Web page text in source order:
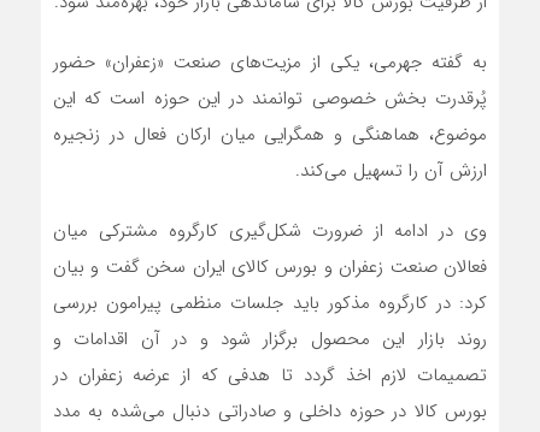
به گفته جهرمی، یکی از مزیت‌های صنعت «زعفران» حضور
پُرقدرت بخش خصوصی توانمند در این حوزه است که این
موضوع، هماهنگی و همگرایی میان ارکان فعال در زنجیره
ارزش آن را تسهیل می‌کند.
وی در ادامه از ضرورت شکل‌گیری کارگروه مشترکی میان
فعالان صنعت زعفران و بورس کالای ایران سخن گفت و بیان
کرد: در کارگروه مذکور باید جلسات منظمی پیرامون بررسی
روند بازار این محصول برگزار شود و در آن اقدامات و
تصمیمات لازم اخذ گردد تا هدفی که از عرضه زعفران در
بورس کالا در حوزه داخلی و صادراتی دنبال می‌شده به مدد